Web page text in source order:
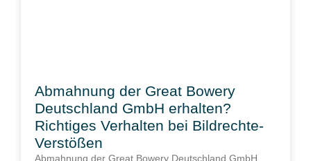
Abmahnung der Great Bowery
Deutschland GmbH erhalten?
Richtiges Verhalten bei Bildrechte-
Verstößen
Abmahnung der Great Bowery Deutschland GmbH